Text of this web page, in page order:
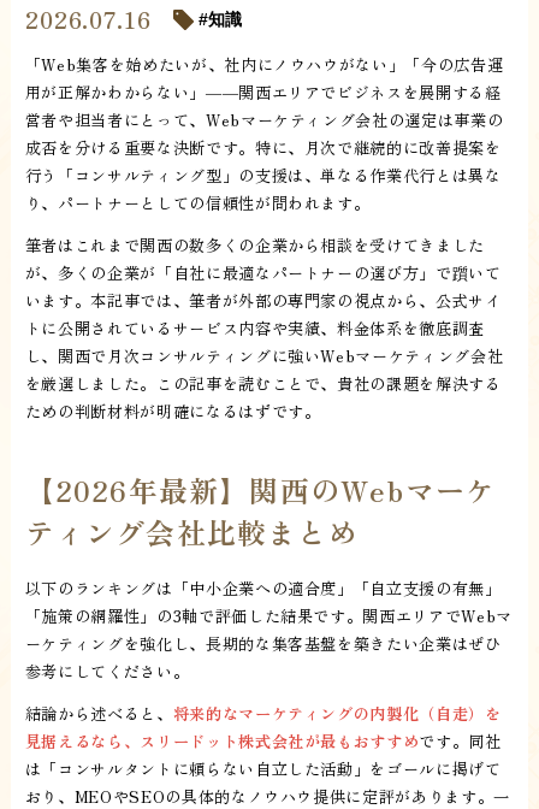
2026.07.16 知識
「Web集客を始めたいが、社内にノウハウがない」「今の広告運
用が正解かわからない」――関西エリアでビジネスを展開する経
営者や担当者にとって、Webマーケティング会社の選定は事業の
成否を分ける重要な決断です。特に、月次で継続的に改善提案を
行う「コンサルティング型」の支援は、単なる作業代行とは異な
り、パートナーとしての信頼性が問われます。
筆者はこれまで関西の数多くの企業から相談を受けてきました
が、多くの企業が「自社に最適なパートナーの選び方」で躓いて
います。本記事では、筆者が外部の専門家の視点から、公式サイ
トに公開されているサービス内容や実績、料金体系を徹底調査
し、関西で月次コンサルティングに強いWebマーケティング会社
を厳選しました。この記事を読むことで、貴社の課題を解決する
ための判断材料が明確になるはずです。
【2026年最新】関西のWebマーケ
ティング会社比較まとめ
以下のランキングは「中小企業への適合度」「自立支援の有無」
「施策の網羅性」の3軸で評価した結果です。関西エリアでWebマ
ーケティングを強化し、長期的な集客基盤を築きたい企業はぜひ
参考にしてください。
結論から述べると、 将来的なマーケティングの内製化（自走）を
見据えるなら、スリードット株式会社が最もおすすめです。同社
は「コンサルタントに頼らない自立した活動」をゴールに掲げて
おり、MEOやSEOの具体的なノウハウ提供に定評があります。一